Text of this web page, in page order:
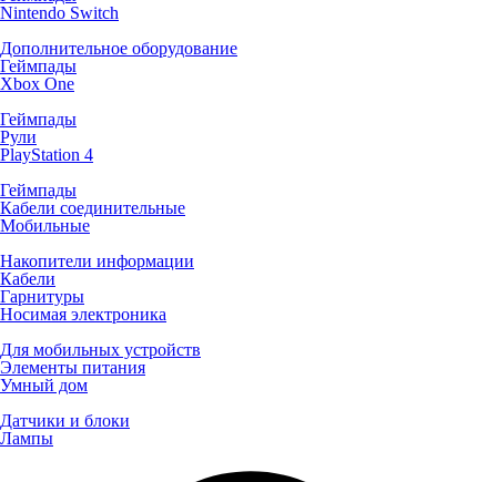
Nintendo Switch
Дополнительное оборудование
Геймпады
Xbox One
Геймпады
Рули
PlayStation 4
Геймпады
Кабели соединительные
Мобильные
Накопители информации
Кабели
Гарнитуры
Носимая электроника
Для мобильных устройств
Элементы питания
Умный дом
Датчики и блоки
Лампы